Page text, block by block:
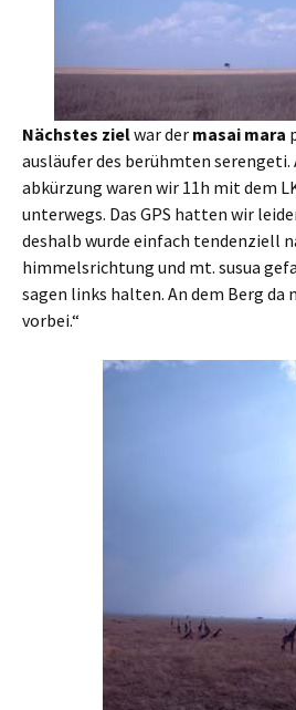
Nächstes zielwar der masai mara
ausläufer des berühmten serengeti.
abkürzung waren wir 11h mit dem
unterwegs. Das GPS hatten wir
deshalb wurde einfach tendenziell
himmelsrichtung und mt. susua
sagen links halten. An dem Berg da
vorbei.“